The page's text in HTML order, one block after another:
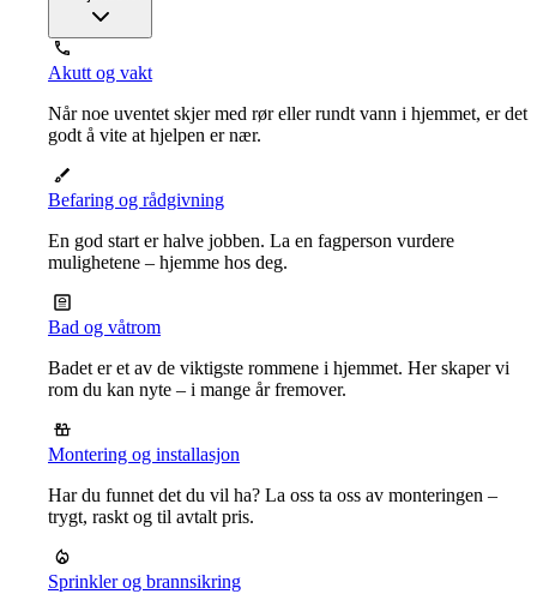
Akutt og vakt
Når noe uventet skjer med rør eller rundt vann i hjemmet, er det
godt å vite at hjelpen er nær.
Befaring og rådgivning
En god start er halve jobben. La en fagperson vurdere
mulighetene – hjemme hos deg.
Bad og våtrom
Badet er et av de viktigste rommene i hjemmet. Her skaper vi
rom du kan nyte – i mange år fremover.
Montering og installasjon
Har du funnet det du vil ha? La oss ta oss av monteringen –
trygt, raskt og til avtalt pris.
Sprinkler og brannsikring